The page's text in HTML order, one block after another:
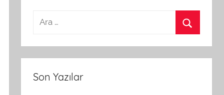
Son Yazılar